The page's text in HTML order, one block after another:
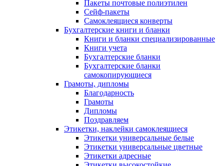
Пакеты почтовые полиэтилен
Сейф-пакеты
Самоклеящиеся конверты
Бухгалтерские книги и бланки
Книги и бланки специализированные
Книги учета
Бухгалтерские бланки
Бухгалтерские бланки
самокопирующиеся
Грамоты, дипломы
Благодарность
Грамоты
Дипломы
Поздравляем
Этикетки, наклейки самоклеящиеся
Этикетки универсальные белые
Этикетки универсальные цветные
Этикетки адресные